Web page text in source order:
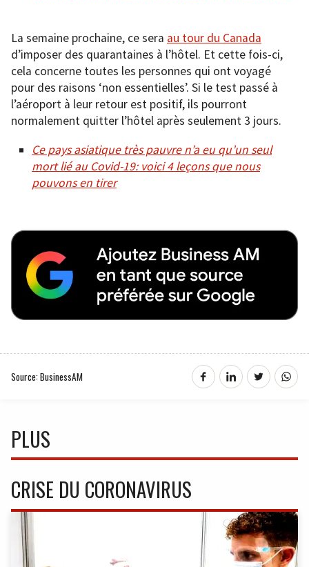
La semaine prochaine, ce sera au tour du Canada
d’imposer des quarantaines à l’hôtel. Et cette fois-ci,
cela concerne toutes les personnes qui ont voyagé
pour des raisons ‘non essentielles’. Si le test passé à
l’aéroport à leur retour est positif, ils pourront
normalement quitter l’hôtel après seulement 3 jours.
Ce pays asiatique très pauvre n’a eu qu’un seul
mort lié au Covid-19: voici 4 leçons que nous
pouvons en tirer
Source: BusinessAM
PLUS
CRISE DU CORONAVIRUS